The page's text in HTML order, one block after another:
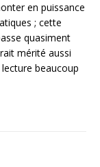
en puissance
; cette
quasiment
mérité aussi
beaucoup